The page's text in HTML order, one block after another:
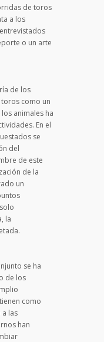
de toros
a los
o un arte
de los
como un
animales ha
En el
se
del
de este
de la
un
la
se ha
de los
como
las
han